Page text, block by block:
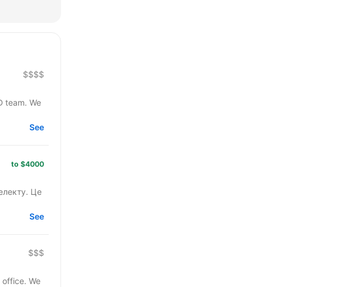
$$$$
We
See
to $4000
Це
See
$$$
We